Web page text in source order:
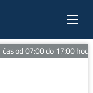
od 07:00 do 17:00